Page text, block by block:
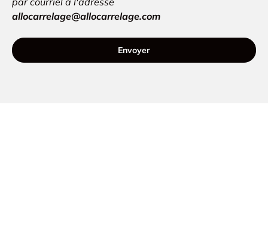
allocarrelage@allocarrelage.com
Envoyer